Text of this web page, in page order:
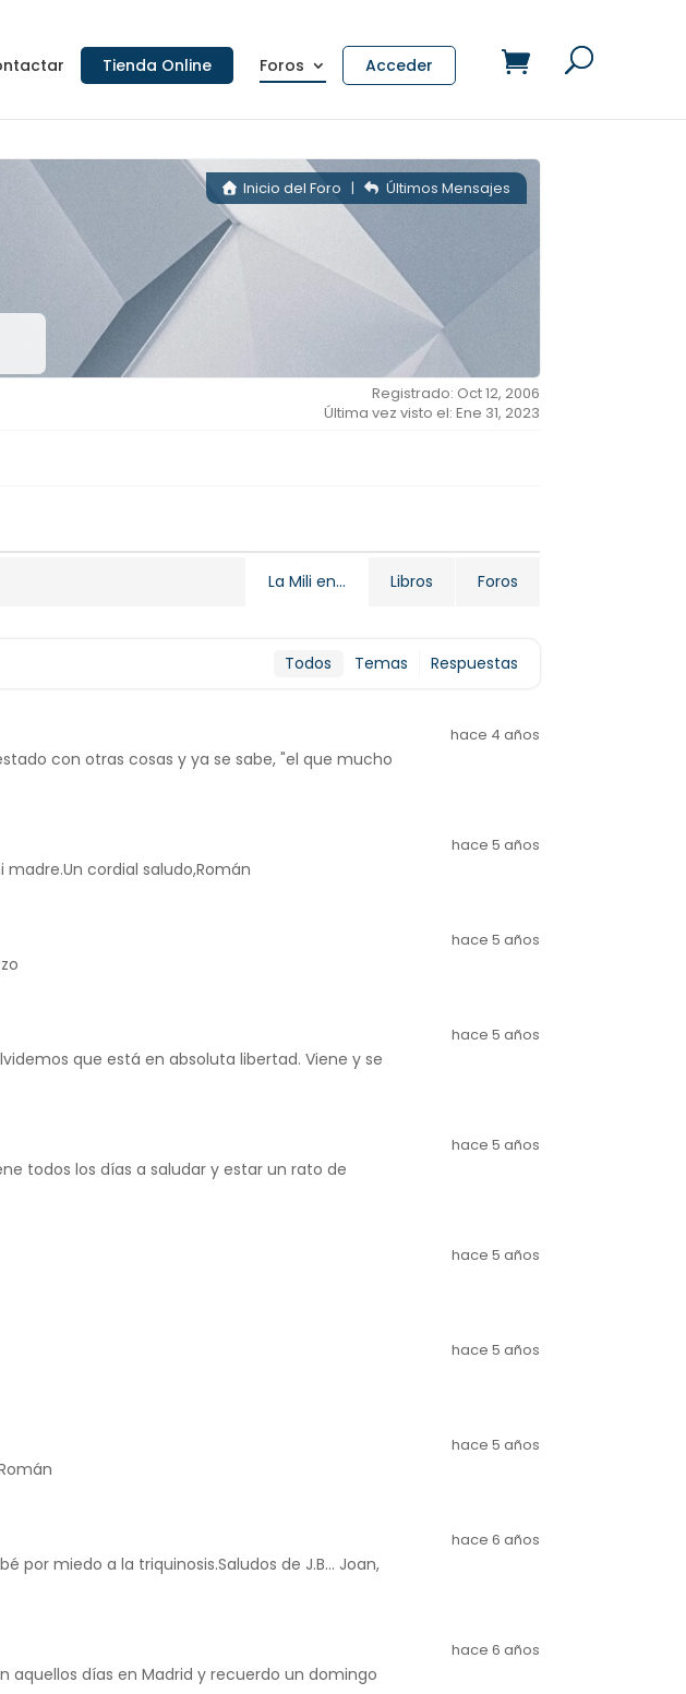
Tienda Online Foros Acceder
Inicio del Foro | Últimos Mensajes
Registrado: Oct 12, 2006
Última vez visto el: Ene 31, 2023
La Mili en... Libros Foros
Todos Temas Respuestas
con otras cosas y ya se sabe, "el que mucho
hace 4 años
cordial saludo,Román
hace 5 años
hace 5 años
que está en absoluta libertad. Viene y se
hace 5 años
todos los días a saludar y estar un rato de
hace 5 años
hace 5 años
hace 5 años
hace 5 años
por miedo a la triquinosis.Saludos de J.B... Joan,
hace 6 años
aquellos días en Madrid y recuerdo un domingo
hace 6 años